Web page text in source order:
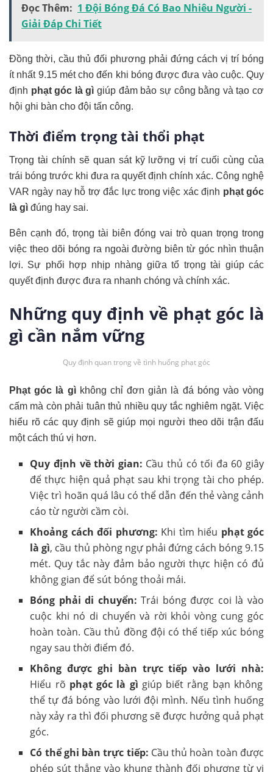
Đọc Thêm: 1 Đội Bóng Đá Có Bao Nhiêu Người -
Giải Đáp Chi Tiết
Đồng thời, cầu thủ đối phương phải đứng cách vị trí bóng
ít nhất 9.15 mét cho đến khi bóng được đưa vào cuộc. Quy
định phạt góc là gì giúp đảm bảo sự công bằng và tạo cơ
hội ghi bàn cho đội tấn công.
Thời điểm trọng tài thổi phạt
Trọng tài chính sẽ quan sát kỹ lưỡng vị trí cuối cùng của
trái bóng trước khi đưa ra quyết định chính xác. Công nghệ
VAR ngày nay hỗ trợ đắc lực trong việc xác định phạt góc
là gì đúng hay sai.
Bên cạnh đó, trọng tài biên đóng vai trò quan trọng trong
việc theo dõi bóng ra ngoài đường biên từ góc nhìn thuận
lợi. Sự phối hợp nhịp nhàng giữa tổ trọng tài giúp các
quyết định được đưa ra nhanh chóng và chính xác.
Những quy định về phạt góc là
gì cần nắm vững
Quy định quan trọng về tình huống phạt góc
Phạt góc là gìkhông chỉ đơn giản là đá bóng vào vòng
cấm mà còn phải tuân thủ nhiều quy tắc nghiêm ngặt. Việc
hiểu rõ các quy định sẽ giúp mọi người theo dõi trận đấu
một cách thú vị hơn.
Quy định về thời gian: Cầu thủ có tối đa 60 giây
để thực hiện quả phạt sau khi trọng tài cho phép.
Việc trì hoãn quá lâu có thể dẫn đến thẻ vàng cảnh
cáo từ người cầm còi.
Khoảng cách đối phương: Khi tìm hiểu phạt góc
là gì, cầu thủ phòng ngự phải đứng cách bóng 9.15
mét. Quy tắc này đảm bảo người thực hiện có đủ
không gian để sút bóng thoải mái.
Bóng phải di chuyển: Trái bóng được coi là vào
cuộc khi nó di chuyển và rời khỏi vòng cung góc
hoàn toàn. Cầu thủ đồng đội có thể tiếp xúc bóng
ngay sau thời điểm đó.
Không được ghi bàn trực tiếp vào lưới nhà:
Hiểu rõ phạt góc là gì giúp biết rằng bạn không
thể tự đá bóng vào lưới đội mình. Nếu tình huống
này xảy ra thì đối phương sẽ được hưởng quả phạt
góc.
Có thể ghi bàn trực tiếp: Cầu thủ hoàn toàn được
phép sút thẳng vào khung thành đối phương từ vị